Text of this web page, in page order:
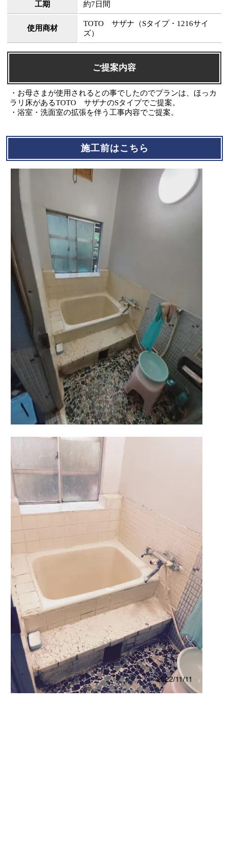
工期 約7日間
使用商材
TOTO サザナ（Sタイプ・1216サイ
ズ）
ご提案内容
・お母さまが使用されるとの事でしたのでプランは、ほっカ
ラリ床があるTOTO サザナのSタイプでご提案。
・浴室・洗面室の拡張を伴う工事内容でご提案。
施工前はこちら